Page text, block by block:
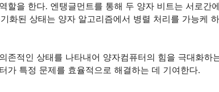
할을 한다. 엔탱글먼트를 통해 두 양자 비트는 서로간
화된 상태는 양자 알고리즘에서 병렬 처리를 가능케
존적인 상태를 나타내어 양자컴퓨터의 힘을 극대화하
가 특정 문제를 효율적으로 해결하는 데 기여한다.